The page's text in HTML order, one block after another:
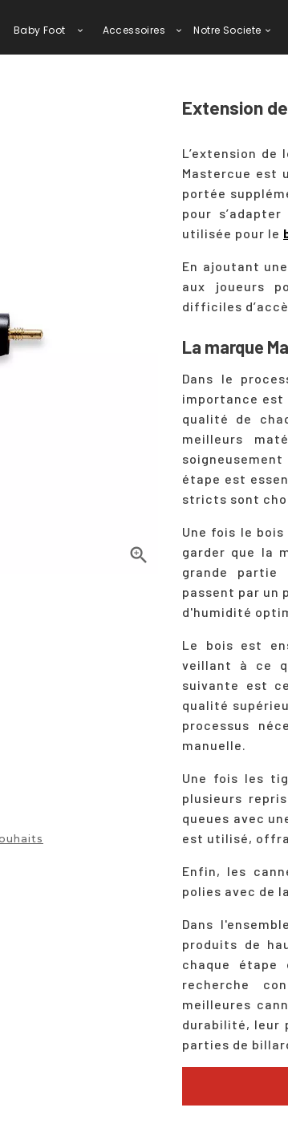
Baby Foot Accessoires Notre Societe

Extension
L’extension de
Mastercue est
portée
pour
utilisée pour le
En ajoutant
aux joueurs
difficiles
La marque
Dans le
importance est
qualité de
meilleurs
étape est
stricts sont
Une fois le
garder que la
grande partie
passent par un
d'humidité
Le bois est
veillant à ce
suivante est
qualité
processus
manuelle.
Une fois les
plusieurs
queues avec
est utilisé,
Enfin, les
polies avec de
Dans
produits de
chaque
recherche
meilleures
durabilité, leur
parties de